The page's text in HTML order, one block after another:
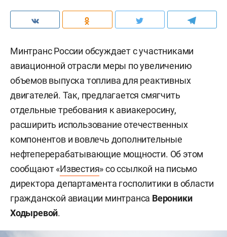
Минтранс России обсуждает с участниками
авиационной отрасли меры по увеличению
объемов выпуска топлива для реактивных
двигателей. Так, предлагается смягчить
отдельные требования к авиакеросину,
расширить использование отечественных
компонентов и вовлечь дополнительные
нефтеперерабатывающие мощности. Об этом
сообщают «Известия» со ссылкой на письмо
директора департамента госполитики в области
гражданской авиации минтранса Вероники
Ходыревой.